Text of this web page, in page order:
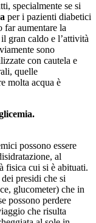
specialmente se si
per i pazienti diabetici
aumentare la
gran caldo e l’attività
sono
con cautela e
quelle
molta acqua è
possono essere
al
fisica cui si è abituati.
presidi che si
glucometer) che in
possono perdere
che risulta